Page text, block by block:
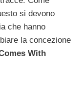
si devono
che hanno
la concezione
With